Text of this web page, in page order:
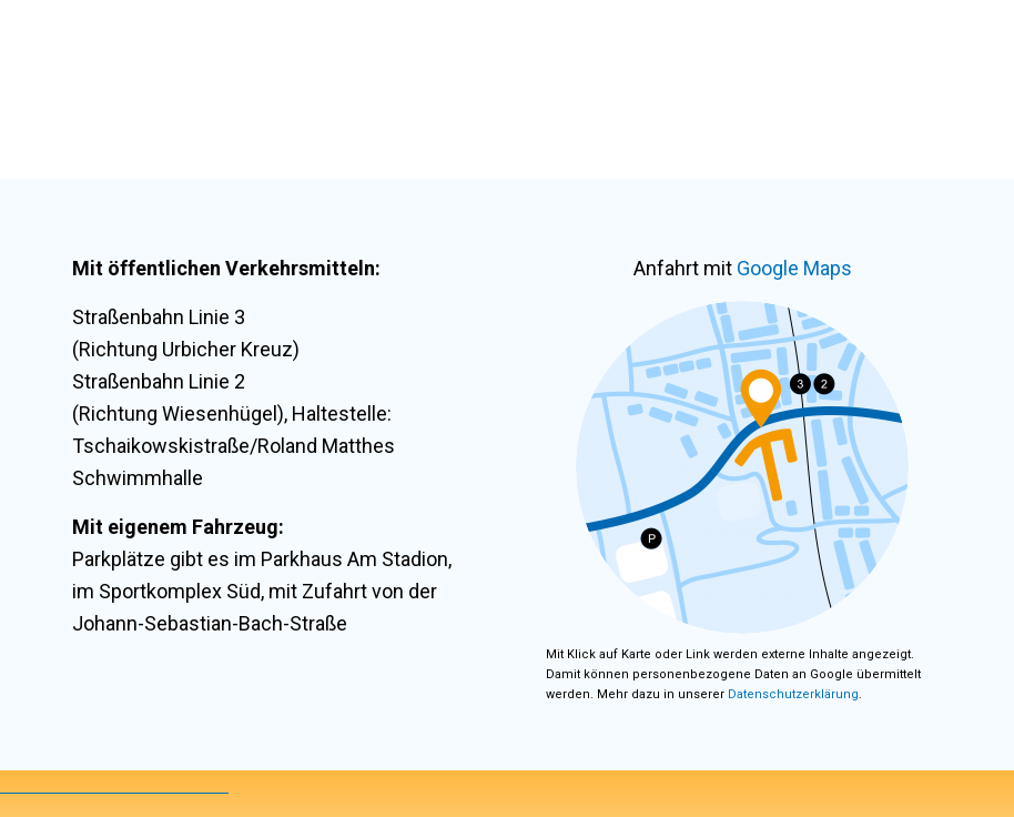
Mit öffentlichen Verkehrsmitteln:
Straßenbahn Linie 3
(Richtung Urbicher Kreuz)
Straßenbahn Linie 2
(Richtung Wiesenhügel), Haltestelle:
Tschaikowskistraße/Roland Matthes
Schwimmhalle
Mit eigenem Fahrzeug:
Parkplätze gibt es im Parkhaus Am Stadion,
im Sportkomplex Süd, mit Zufahrt von der
Johann-Sebastian-Bach-Straße
Anfahrt mit Google Maps
Mit Klick auf Karte oder Link werden externe Inhalte angezeigt.
Damit können personenbezogene Daten an Google übermittelt
werden. Mehr dazu in unserer Datenschutzerklärung.